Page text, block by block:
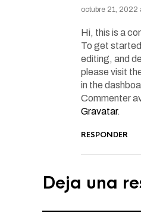
octubre 21, 2022
Hi, this is a
To get
editing, and
please visit
in the
Commenter
Gravatar.
RESPONDER
Deja una